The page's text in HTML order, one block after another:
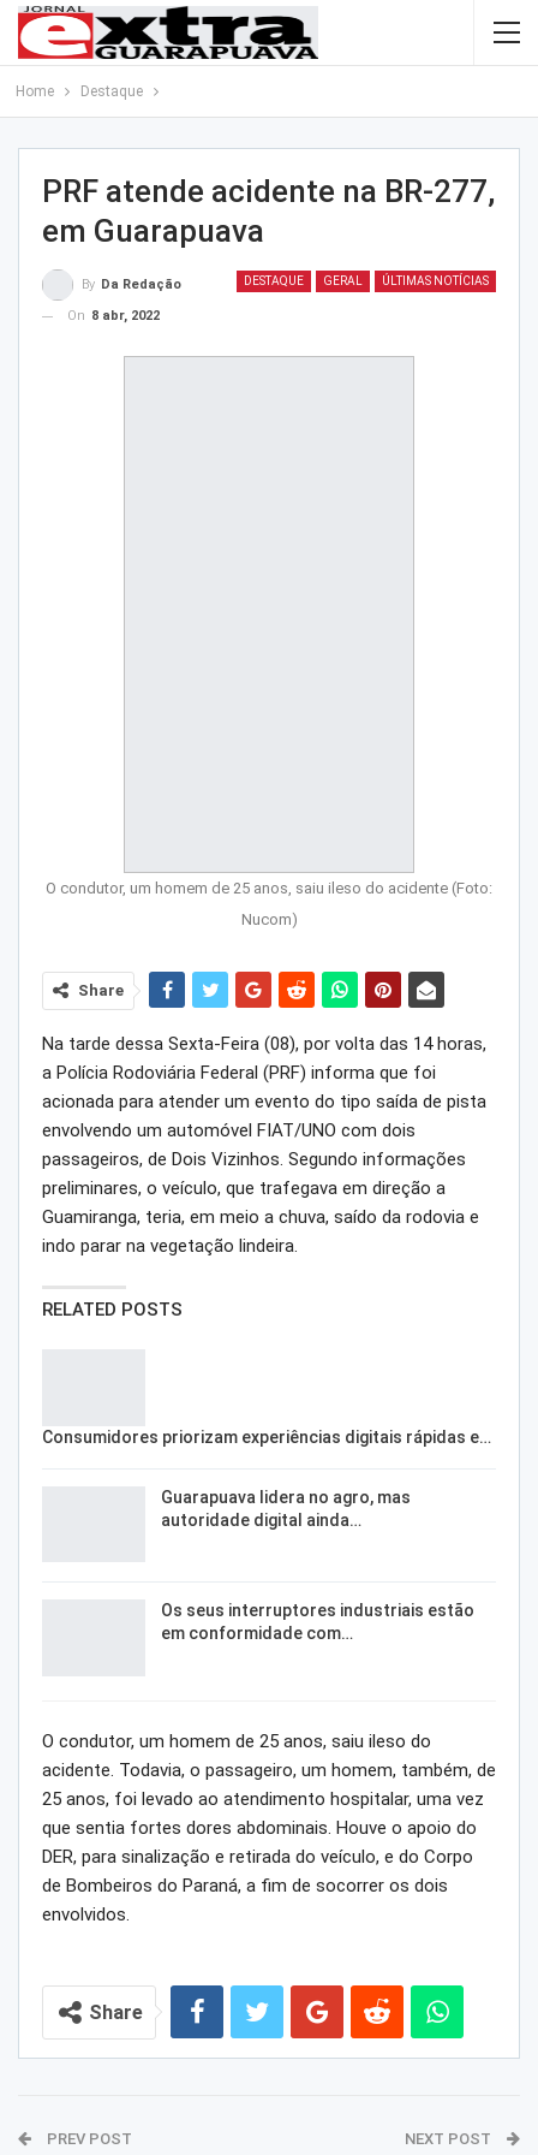
Home Destaque
PRF atende acidente na BR-277,
em Guarapuava
DESTAQUE GERAL ÚLTIMAS NOTÍCIAS
By Da Redação
On 8 abr, 2022
O condutor, um homem de 25 anos, saiu ileso do acidente (Foto:
Nucom)
Share
Na tarde dessa Sexta-Feira (08), por volta das 14 horas,
a Polícia Rodoviária Federal (PRF) informa que foi
acionada para atender um evento do tipo saída de pista
envolvendo um automóvel FIAT/UNO com dois
passageiros, de Dois Vizinhos. Segundo informações
preliminares, o veículo, que trafegava em direção a
Guamiranga, teria, em meio a chuva, saído da rodovia e
indo parar na vegetação lindeira.
RELATED POSTS
Consumidores priorizam experiências digitais rápidas e…
Guarapuava lidera no agro, mas
autoridade digital ainda…
Os seus interruptores industriais estão
em conformidade com…
O condutor, um homem de 25 anos, saiu ileso do
acidente. Todavia, o passageiro, um homem, também, de
25 anos, foi levado ao atendimento hospitalar, uma vez
que sentia fortes dores abdominais. Houve o apoio do
DER, para sinalização e retirada do veículo, e do Corpo
de Bombeiros do Paraná, a fim de socorrer os dois
envolvidos.
Share
PREV POST NEXT POST